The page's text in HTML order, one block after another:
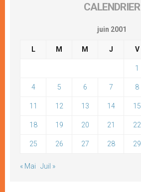
CALENDRIER
juin 2001
L M M J V
1
4 5 6 7 8
11 12 13 14 15
18 19 20 21 22
25 26 27 28 29
« Mai Juil »